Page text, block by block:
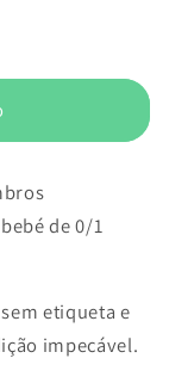
de 0/1
etiqueta e
impecável.